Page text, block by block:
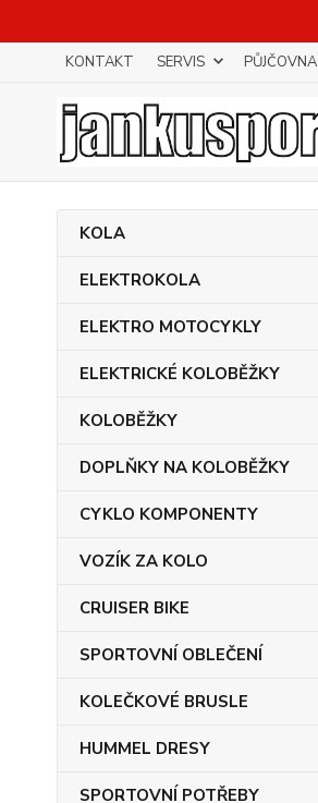
KONTAKT SERVIS PŮJČOVNA
KOLA
ELEKTROKOLA
ELEKTRO MOTOCYKLY
ELEKTRICKÉ KOLOBĚŽKY
KOLOBĚŽKY
DOPLŇKY NA KOLOBĚŽKY
CYKLO KOMPONENTY
VOZÍK ZA KOLO
CRUISER BIKE
SPORTOVNÍ OBLEČENÍ
KOLEČKOVÉ BRUSLE
HUMMEL DRESY
SPORTOVNÍ POTŘEBY